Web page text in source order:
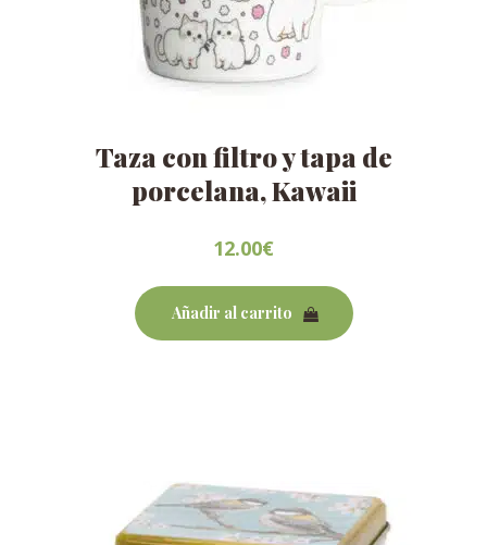
Taza con filtro y tapa de
porcelana, Kawaii
12.00€
Añadir al carrito